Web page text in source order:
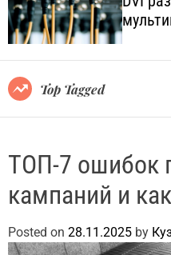
l
.
c
o
m
Top Tagged
ТОП-7 ошибок
кампаний и
Posted on 28.11.2025 by